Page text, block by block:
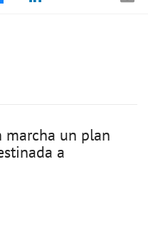
marcha un plan
a